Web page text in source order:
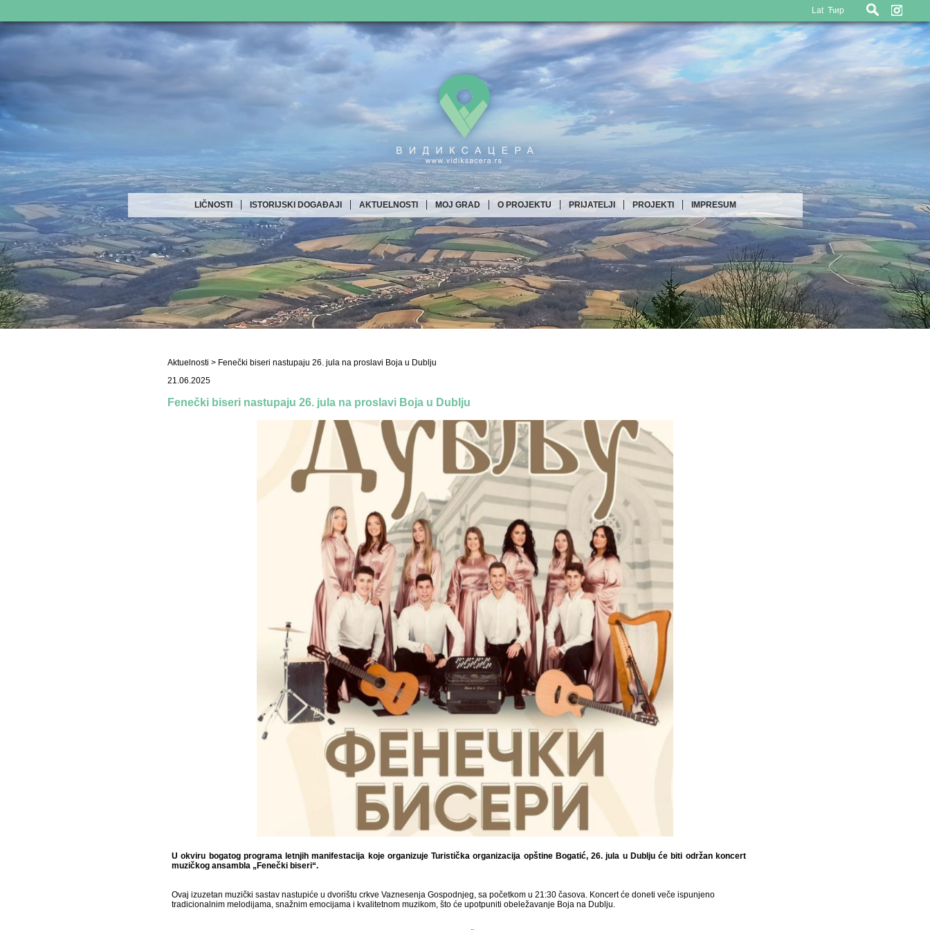
Lat Ћир
LIČNOSTI ISTORIJSKI DOGAĐAJI AKTUELNOSTI MOJ GRAD O PROJEKTU PRIJATELJI PROJEKTI IMPRESUM
Aktuelnosti > Fenečki biseri nastupaju 26. jula na proslavi Boja u Dublju
21.06.2025
Fenečki biseri nastupaju 26. jula na proslavi Boja u Dublju
U okviru bogatog programa letnjih manifestacija koje organizuje Turistička organizacija opštine Bogatić, 26. jula u Dublju će biti održan koncert
muzičkog ansambla „Fenečki biseri“.
Ovaj izuzetan muzički sastav nastupiće u dvorištu crkve Vaznesenja Gospodnjeg, sa početkom u 21:30 časova. Koncert će doneti veče ispunjeno
tradicionalnim melodijama, snažnim emocijama i kvalitetnom muzikom, što će upotpuniti obeležavanje Boja na Dublju.